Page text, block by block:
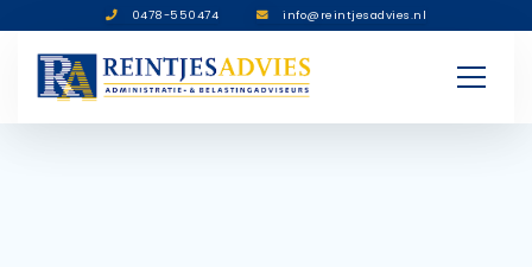
0478-550474 info@reintjesadvies.nl